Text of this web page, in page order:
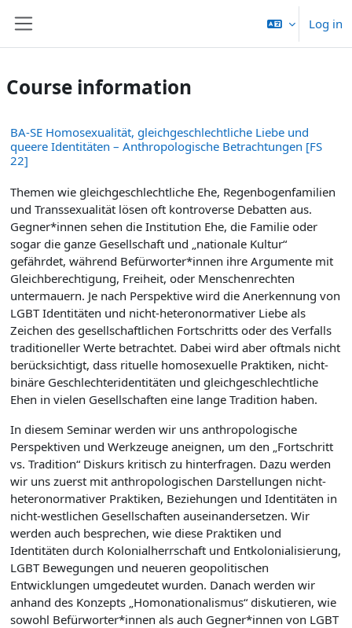
Log in
Course information
BA-SE Homosexualität, gleichgeschlechtliche Liebe und
queere Identitäten – Anthropologische Betrachtungen [FS
22]
Themen wie gleichgeschlechtliche Ehe, Regenbogenfamilien
und Transsexualität lösen oft kontroverse Debatten aus.
Gegner*innen sehen die Institution Ehe, die Familie oder
sogar die ganze Gesellschaft und „nationale Kultur“
gefährdet, während Befürworter*innen ihre Argumente mit
Gleichberechtigung, Freiheit, oder Menschenrechten
untermauern. Je nach Perspektive wird die Anerkennung von
LGBT Identitäten und nicht-heteronormativer Liebe als
Zeichen des gesellschaftlichen Fortschritts oder des Verfalls
traditioneller Werte betrachtet. Dabei wird aber oftmals nicht
berücksichtigt, dass rituelle homosexuelle Praktiken, nicht-
binäre Geschlechteridentitäten und gleichgeschlechtliche
Ehen in vielen Gesellschaften eine lange Tradition haben.
In diesem Seminar werden wir uns anthropologische
Perspektiven und Werkzeuge aneignen, um den „Fortschritt
vs. Tradition“ Diskurs kritisch zu hinterfragen. Dazu werden
wir uns zuerst mit anthropologischen Darstellungen nicht-
heteronormativer Praktiken, Beziehungen und Identitäten in
nicht-westlichen Gesellschaften auseinandersetzen. Wir
werden auch besprechen, wie diese Praktiken und
Identitäten durch Kolonialherrschaft und Entkolonialisierung,
LGBT Bewegungen und neueren geopolitischen
Entwicklungen umgedeutet wurden. Danach werden wir
anhand des Konzepts „Homonationalismus“ diskutieren, wie
sowohl Befürworter*innen als auch Gegner*innen von LGBT